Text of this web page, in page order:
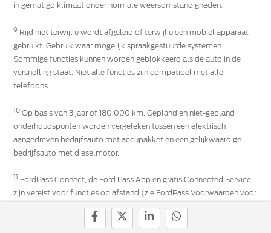
in gematigd klimaat onder normale weersomstandigheden.
9 Rijd niet terwijl u wordt afgeleid of terwijl u een mobiel apparaat
gebruikt. Gebruik waar mogelijk spraakgestuurde systemen.
Sommige functies kunnen worden geblokkeerd als de auto in de
versnelling staat. Niet alle functies zijn compatibel met alle
telefoons.
10 Op basis van 3 jaar of 180.000 km. Gepland en niet-gepland
onderhoudspunten worden vergeleken tussen een elektrisch
aangedreven bedrijfsauto met accupakket en een gelijkwaardige
bedrijfsauto met dieselmotor.
11 FordPass Connect, de Ford Pass App en gratis Connected Service
zijn vereist voor functies op afstand (zie FordPass Voorwaarden voor
meer informatie). Aangesloten diensten en functies zijn afhankelijk
van de beschikbaarheid van compatibele netwerken. Evoluerende